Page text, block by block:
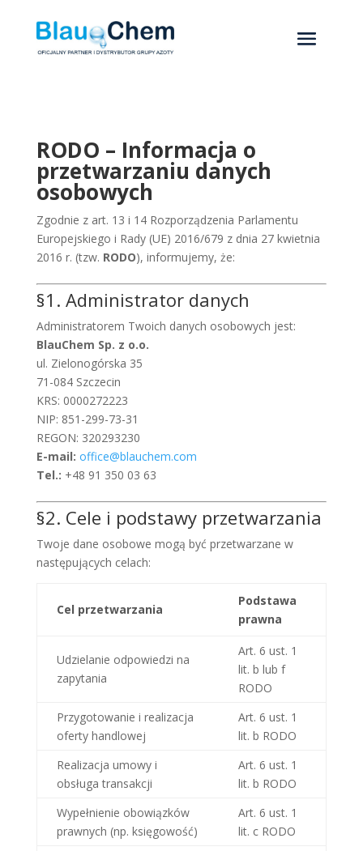
RODO – Informacja o
przetwarzaniu danych
osobowych
Zgodnie z art. 13 i 14 Rozporządzenia Parlamentu
Europejskiego i Rady (UE) 2016/679 z dnia 27 kwietnia
2016 r. (tzw. RODO), informujemy, że:
§1. Administrator danych
Administratorem Twoich danych osobowych jest:
BlauChem Sp. z o.o.
ul. Zielonogórska 35
71-084 Szczecin
KRS: 0000272223
NIP: 851-299-73-31
REGON: 320293230
E-mail: office@blauchem.com
Tel.: +48 91 350 03 63
§2. Cele i podstawy przetwarzania
Twoje dane osobowe mogą być przetwarzane w
następujących celach:
Cel przetwarzania
Podstawa
prawna
Udzielanie odpowiedzi na
zapytania
Art. 6 ust. 1
lit. b lub f
RODO
Przygotowanie i realizacja
oferty handlowej
Art. 6 ust. 1
lit. b RODO
Realizacja umowy i
obsługa transakcji
Art. 6 ust. 1
lit. b RODO
Wypełnienie obowiązków
prawnych (np. księgowość)
Art. 6 ust. 1
lit. c RODO